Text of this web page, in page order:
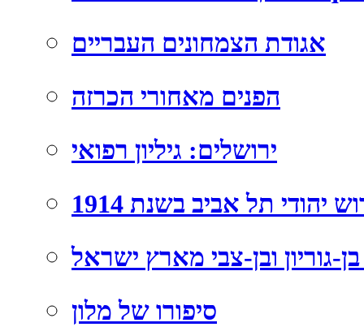
אגודת הצמחונים העבריים
הפנים מאחורי הכרזה
ירושלים: גיליון רפואי
יהודי תל אביב בשנת 1914
גוריון ובן-צבי מארץ ישראל
סיפורו של מלון